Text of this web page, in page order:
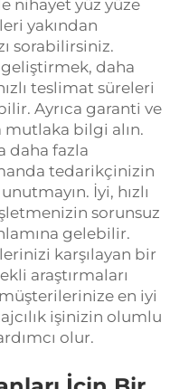
nihayet yüz yüze
yakından
sorabilirsiniz.
daha
teslimat süreleri
Ayrıca garanti ve
mutlaka bilgi alın.
daha fazla
tedarikçinizin
İyi, hızlı
sorunsuz
gelebilir.
karşılayan bir
araştırmaları
en iyi
işinizin olumlu
olur.